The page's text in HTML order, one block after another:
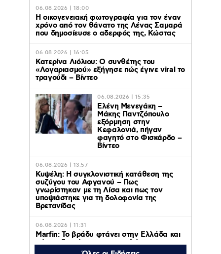
06.08.2026 | 18:00
Η οικογενειακή φωτογραφία για τον έναν
χρόνο από τον θάνατο της Λένας Σαμαρά
που δημοσίευσε ο αδερφός της, Κώστας
06.08.2026 | 16:05
Κατερίνα Λιόλιου: Ο συνθέτης του
«Λογαριασμού» εξήγησε πώς έγινε viral το
τραγούδι – Βίντεο
06.08.2026 | 15:35
Ελένη Μενεγάκη –
Μάκης Παντζόπουλο
εξόρμηση στην
Κεφαλονιά, πήγαν
φαγητό στο Φισκάρδο –
Βίντεο
06.08.2026 | 13:57
Κυψέλη: Η συγκλονιστική κατάθεση της
συζύγου του Αφγανού – Πως
γνωρίστηκαν με τη Λίσα και πως τον
υποψιάστηκε για τη δολοφονία της
Βρετανίδας
06.08.2026 | 11:31
Marfin: Το βράδυ φτάνει στην Ελλάδα και
αύριο οδηγείται σε εισαγγελέα και
ανακριτή η 46χρονη κατηγορούμενη για